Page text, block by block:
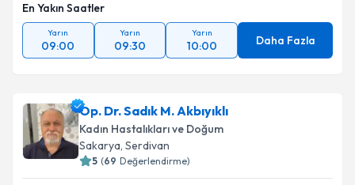
En Yakın Saatler
Yarın
09:00
Yarın
09:30
Yarın
10:00 Daha Fazla
Op. Dr. Sadık M. Akbıyıklı
Kadın Hastalıkları ve Doğum
Sakarya, Serdivan
5 (69 Değerlendirme)